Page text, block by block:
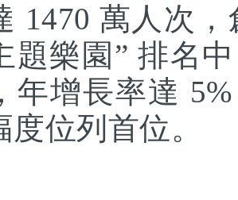
1470 萬人次
題樂園” 排名
年增長率達
位列首位。